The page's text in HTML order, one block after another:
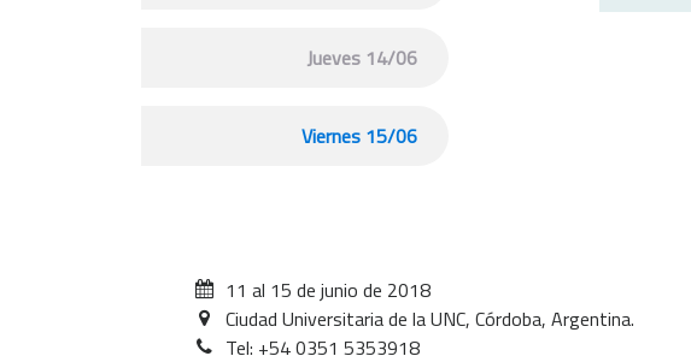
Jueves 14/06
Viernes 15/06
11 al 15 de junio de 2018
Ciudad Universitaria de la UNC, Córdoba, Argentina.
Tel: +54 0351 5353918